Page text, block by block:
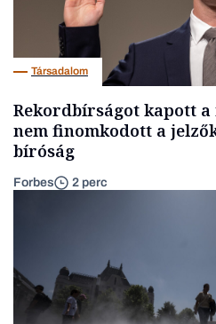
Társadalom
Rekordbírságot kapott a
nem finomkodott a
bíróság
Forbes 2 perc